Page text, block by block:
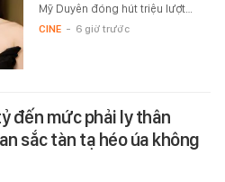
Mỹ Duyên đóng hút triệu lượt…
CINE - 6 giờ trước
đến mức phải ly thân
sắc tàn tạ héo úa không